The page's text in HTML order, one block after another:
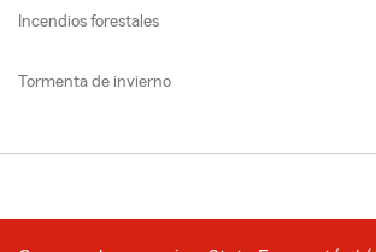
Incendios forestales
Tormenta de invierno